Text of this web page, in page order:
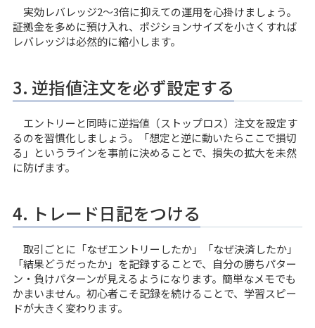
実効レバレッジ2〜3倍に抑えての運用を心掛けましょう。
証拠金を多めに預け入れ、ポジションサイズを小さくすれば
レバレッジは必然的に縮小します。
3. 逆指値注文を必ず設定する
エントリーと同時に逆指値（ストップロス）注文を設定す
るのを習慣化しましょう。「想定と逆に動いたらここで損切
る」というラインを事前に決めることで、損失の拡大を未然
に防げます。
4. トレード日記をつける
取引ごとに「なぜエントリーしたか」「なぜ決済したか」
「結果どうだったか」を記録することで、自分の勝ちパター
ン・負けパターンが見えるようになります。簡単なメモでも
かまいません。初心者こそ記録を続けることで、学習スピー
ドが大きく変わります。